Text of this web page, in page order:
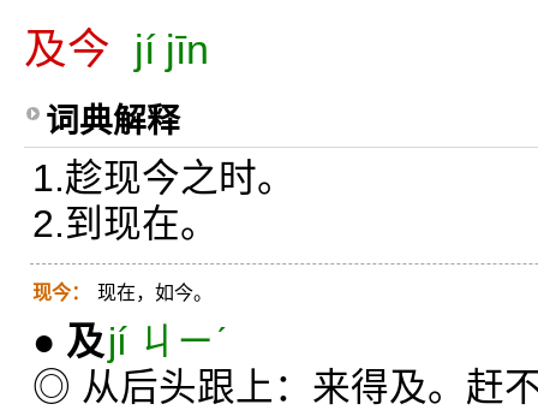
及今 jí jīn
词典解释
1.趁现今之时。
2.到现在。
现今： 现在，如今。
● 及jí ㄐㄧˊ
◎ 从后头跟上：来得及。赶